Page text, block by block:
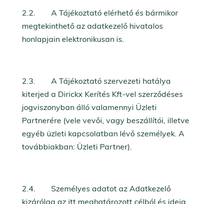
2.2. A Tájékoztató elérhető és bármikor
megtekinthető az adatkezelő hivatalos
honlapjain elektronikusan is.
2.3. A Tájékoztató szervezeti hatálya
kiterjed a Dirickx Kerítés Kft-vel szerződéses
jogviszonyban álló valamennyi Üzleti
Partnerére (vele vevői, vagy beszállítói, illetve
egyéb üzleti kapcsolatban lévő személyek. A
továbbiakban: Üzleti Partner).
2.4. Személyes adatot az Adatkezelő
kizárólag az itt meghatározott célból és ideig